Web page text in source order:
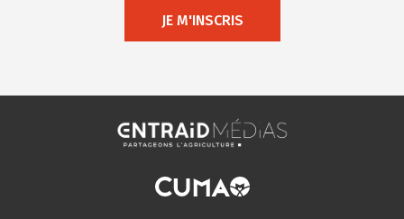
JE M'INSCRIS